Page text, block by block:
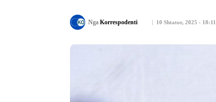
10 Shtator, 2025 - 18:11
Nga Korrespodenti